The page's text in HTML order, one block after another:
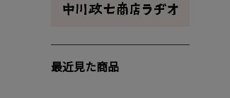
最近見た商品